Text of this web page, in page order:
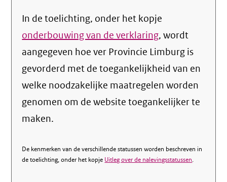
In de toelichting, onder het kopje
onderbouwing van de verklaring, wordt
aangegeven hoe ver Provincie Limburg is
gevorderd met de toegankelijkheid van en
welke noodzakelijke maatregelen worden
genomen om de website toegankelijker te
maken.
De kenmerken van de verschillende statussen worden beschreven in
de toelichting, onder het kopje Uitleg over de nalevingsstatussen.